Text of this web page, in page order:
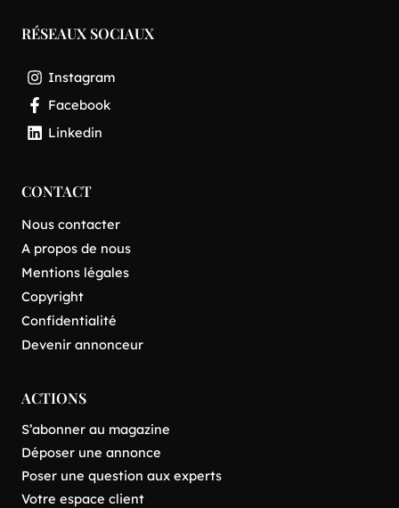
RÉSEAUX SOCIAUX
Instagram
Facebook
Linkedin
CONTACT
Nous contacter
A propos de nous
Mentions légales
Copyright
Confidentialité
Devenir annonceur
ACTIONS
S’abonner au magazine
Déposer une annonce
Poser une question aux experts
Votre espace client